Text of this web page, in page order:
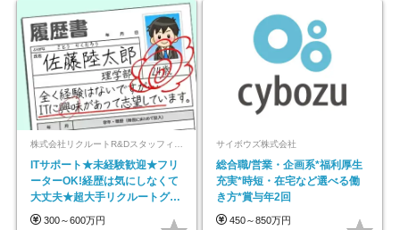
ITサポート★未経験歓迎★フリ
ーターOK!経歴は気にしなくて
大丈夫★超大手リクルートグル
ープの正社員/sg
300～600万円
サイボウズ株式会社
総合職/営業・企画系*福利厚生
充実*時短・在宅など選べる働
き方*賞与年2回
450～850万円